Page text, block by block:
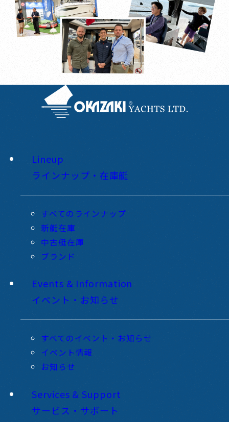
Lineup
ラインナップ・在庫艇
すべてのラインナップ
新艇在庫
中古艇在庫
ブランド
Events & Information
イベント・お知らせ
すべてのイベント・お知らせ
イベント情報
お知らせ
Services & Support
サービス・サポート